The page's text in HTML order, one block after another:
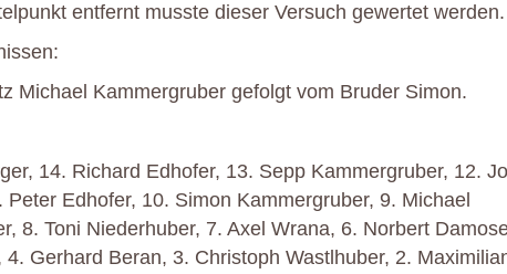
entfernt musste dieser Versuch gewertet werden.
Michael Kammergruber gefolgt vom Bruder Simon.
14. Richard Edhofer, 13. Sepp Kammergruber, 12.
Peter Edhofer, 10. Simon Kammergruber, 9. Michael
8. Toni Niederhuber, 7. Axel Wrana, 6. Norbert
4. Gerhard Beran, 3. Christoph Wastlhuber, 2.